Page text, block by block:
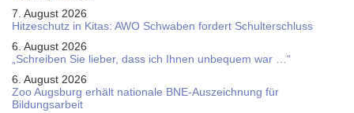
7. August 2026
Hitzeschutz in Kitas: AWO Schwaben fordert Schulterschluss
6. August 2026
„Schreiben Sie lieber, dass ich Ihnen unbequem war …“
6. August 2026
Zoo Augsburg erhält nationale BNE-Auszeichnung für
Bildungsarbeit